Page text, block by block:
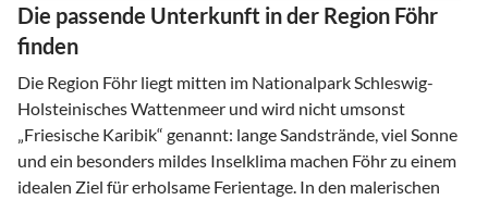
Die passende Unterkunft in der Region Föhr
finden
Die Region Föhr liegt mitten im Nationalpark Schleswig-
Holsteinisches Wattenmeer und wird nicht umsonst
„Friesische Karibik“ genannt: lange Sandstrände, viel Sonne
und ein besonders mildes Inselklima machen Föhr zu einem
idealen Ziel für erholsame Ferientage. In den malerischen